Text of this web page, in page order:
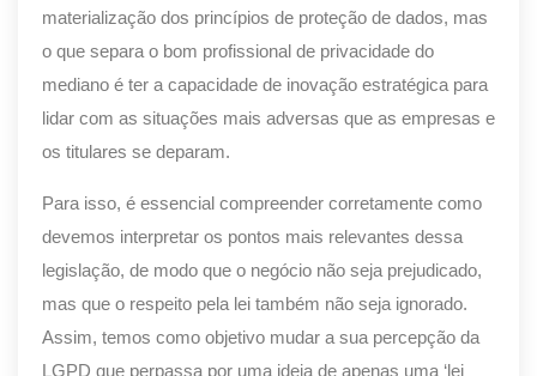
materialização dos princípios de proteção de dados, mas
o que separa o bom profissional de privacidade do
mediano é ter a capacidade de inovação estratégica para
lidar com as situações mais adversas que as empresas e
os titulares se deparam.
Para isso, é essencial compreender corretamente como
devemos interpretar os pontos mais relevantes dessa
legislação, de modo que o negócio não seja prejudicado,
mas que o respeito pela lei também não seja ignorado.
Assim, temos como objetivo mudar a sua percepção da
LGPD que perpassa por uma ideia de apenas uma ‘lei